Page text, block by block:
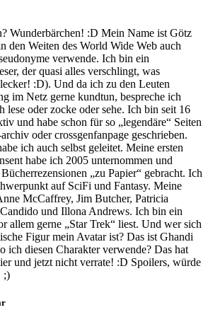
Wunderbärchen! :D Mein Name ist Götz
den Weiten des World Wide Web auch
verwende. Ich bin ein
der quasi alles verschlingt, was
:D). Und da ich zu den Leuten
im Netz gerne kundtun, bespreche ich
lese oder zocke oder sehe. Ich bin seit 16
und habe schon für so „legendäre“ Seiten
oder crossgenfanpage geschrieben.
ich auch selbst geleitet. Meine ersten
habe ich 2005 unternommen und
„zu Papier“ gebracht. Ich
auf SciFi und Fantasy. Meine
McCaffrey, Jim Butcher, Patricia
und Illona Andrews. Ich bin ein
allem gerne „Star Trek“ liest. Und wer sich
Figur mein Avatar ist? Das ist Ghandi
ich diesen Charakter verwende? Das hat
und jetzt nicht verrate! :D Spoilers, würde
;)